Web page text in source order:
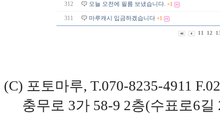
312 오늘 오전에 필름 보냈습니다. +1
311 마루캐시 입금하겠습니다 +1
11 12
(C) 포토마루, T.070-8235-4911
충무로 3가 58-9 2층(수표로6